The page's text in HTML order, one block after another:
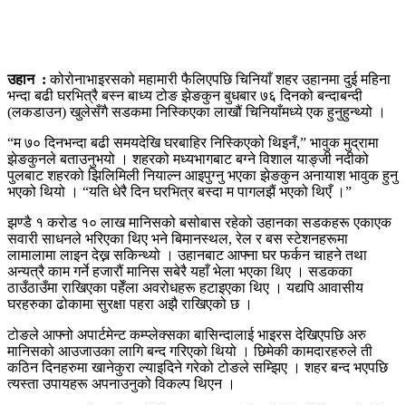
उहान: कोरोनाभाइरसको महामारी फैलिएपछि चिनियाँ शहर उहानमा दुई महिना
भन्दा बढी घरभित्रै बस्न बाध्य टोङ झेङकुन बुधबार ७६ दिनको बन्दाबन्दी
(लकडाउन) खुलेसँगै सडकमा निस्किएका लाखौं चिनियाँमध्ये एक हुनुहुन्थ्यो ।
“म ७० दिनभन्दा बढी समयदेखि घरबाहिर निस्किएको थिइनँ,” भावुक मुद्रामा
झेङकुनले बताउनुभयो । शहरको मध्यभागबाट बग्ने विशाल याङ्जी नदीको
पुलबाट शहरको झिलिमिली नियाल्न आइपुग्नु भएका झेङकुन अनायाश भावुक हुनु
भएको थियो । “यति धेरै दिन घरभित्र बस्दा म पागलझैं भएको थिएँ ।”
झण्डै १ करोड १० लाख मानिसको बसोबास रहेको उहानका सडकहरू एकाएक
सवारी साधनले भरिएका थिए भने बिमानस्थल, रेल र बस स्टेशनहरूमा
लामालामा लाइन देख्न सकिन्थ्यो । उहानबाट आफ्ना घर फर्कन चाहने तथा
अन्यत्रै काम गर्ने हजारौं मानिस सबेरै यहाँ भेला भएका थिए । सडकका
ठाउँठाउँमा राखिएका पहेँला अवरोधहरू हटाइएका थिए । यद्यपि आवासीय
घरहरुका ढोकामा सुरक्षा पहरा अझै राखिएको छ ।
टोङले आफ्नो अपार्टमेन्ट कम्प्लेक्सका बासिन्दालाई भाइरस देखिएपछि अरु
मानिसको आउजाउका लागि बन्द गरिएको थियो । छिमेकी कामदारहरुले ती
कठिन दिनहरुमा खानेकुरा ल्याइदिने गरेको टोङले सम्झिए । शहर बन्द भएपछि
त्यस्ता उपायहरू अपनाउनुको विकल्प थिएन ।